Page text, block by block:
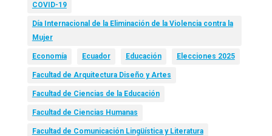
COVID-19
Día Internacional de la Eliminación de la Violencia contra la
Mujer
Economía Ecuador Educación Elecciones 2025
Facultad de Arquitectura Diseño y Artes
Facultad de Ciencias de la Educación
Facultad de Ciencias Humanas
Facultad de Comunicación Lingüística y Literatura